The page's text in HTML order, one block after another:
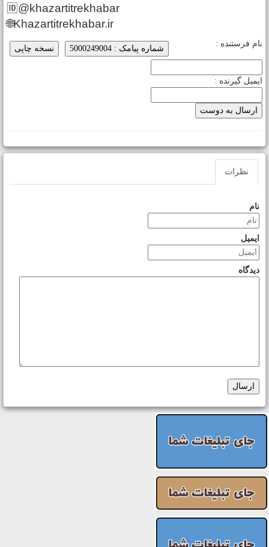
🆔@khazartitrekhabar
🌐Khazartitrekhabar.ir
نسخه چاپی شماره پیامک : 5000249004
فرستنده :
گیرنده :
نظرات
نام
ایمیل
دیدگاه
ارسال